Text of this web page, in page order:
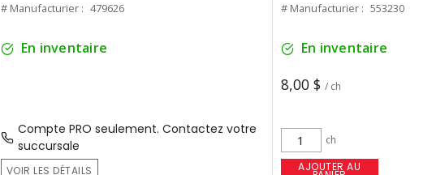
# Manufacturier : 479626
En inventaire
Compte PRO seulement. Contactez votre
succursale
VOIR LES DÉTAILS
# Manufacturier : 553230
En inventaire
8,00 $ / ch
ch
AJOUTER AU